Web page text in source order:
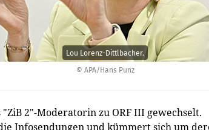
© APA/Hans Punz
Lou Lorenz-Dittlbacher.
2"-Moderatorin zu ORF III gewechselt.
Infosendungen und kümmert sich um